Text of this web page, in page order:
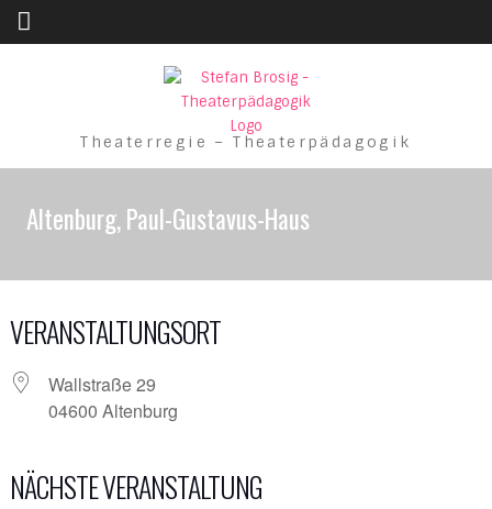
Skip to content
Theaterregie – Theaterpädagogik
Altenburg, Paul-Gustavus-Haus
VERANSTALTUNGSORT
Wallstraße 29
04600 Altenburg
NÄCHSTE VERANSTALTUNG